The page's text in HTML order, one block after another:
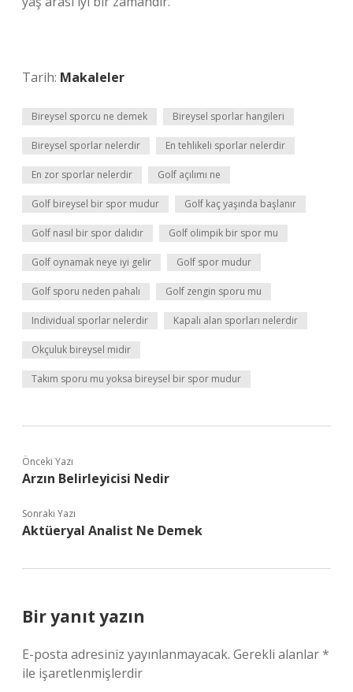
Tarih: Makaleler
Bireysel sporcu ne demek Bireysel sporlar hangileri
Bireysel sporlar nelerdir En tehlikeli sporlar nelerdir
En zor sporlar nelerdir Golf açılımı ne
Golf bireysel bir spor mudur Golf kaç yaşında başlanır
Golf nasıl bir spor dalıdır Golf olimpik bir spor mu
Golf oynamak neye iyi gelir Golf spor mudur
Golf sporu neden pahalı Golf zengin sporu mu
Individual sporlar nelerdir Kapalı alan sporları nelerdir
Okçuluk bireysel midir
Takım sporu mu yoksa bireysel bir spor mudur
Önceki Yazı
Arzın Belirleyicisi Nedir
Sonraki Yazı
Aktüeryal Analist Ne Demek
Bir yanıt yazın
E-posta adresiniz yayınlanmayacak. Gerekli alanlar*
ile işaretlenmişlerdir